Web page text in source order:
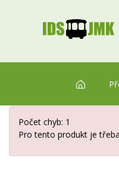
Počet chyb: 1
Pro tento produkt je